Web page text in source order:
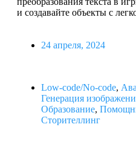
и создавайте объекты с
24 апреля, 2024
Low-code/No-code,
Генерация
Образование,
Сторителлинг